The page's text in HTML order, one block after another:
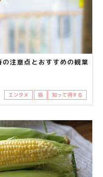
注意点とおすすめの観葉
エンタメ 猫 知って得する